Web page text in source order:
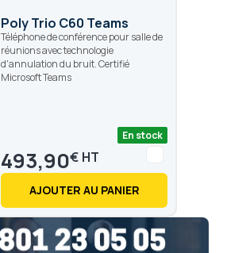
Poly Trio C60 Teams
Téléphone de conférence pour salle de
réunions avec technologie
d'annulation du bruit. Certifié
Microsoft Teams
En stock
493,90€
AJOUTER AU PANIER